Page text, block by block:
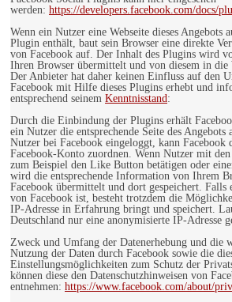
werden: https://developers.facebook.com/docs/
Wenn ein Nutzer eine Webseite dieses Angebots
Plugin enthält, baut sein Browser eine direkte
von Facebook auf. Der Inhalt des Plugins wird
Ihren Browser übermittelt und von diesem in die
Der Anbieter hat daher keinen Einfluss auf den
Facebook mit Hilfe dieses Plugins erhebt und
entsprechend seinem Kenntnisstand:
Durch die Einbindung der Plugins erhält
ein Nutzer die entsprechende Seite des
Nutzer bei Facebook eingeloggt, kann Facebook
Facebook-Konto zuordnen. Wenn Nutzer mit
zum Beispiel den Like Button betätigen oder
wird die entsprechende Information von Ihrem
Facebook übermittelt und dort gespeichert.
von Facebook ist, besteht trotzdem die
IP-Adresse in Erfahrung bringt und speichert.
Deutschland nur eine anonymisierte IP-Adresse
Zweck und Umfang der Datenerhebung und die
Nutzung der Daten durch Facebook sowie die
Einstellungsmöglichkeiten zum Schutz der
können diese den Datenschutzhinweisen von
entnehmen: https://www.facebook.com/about/